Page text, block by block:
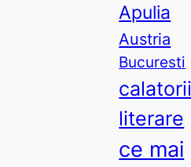
Apulia
Austria
Bucuresti
calatorii
literare
ce mai